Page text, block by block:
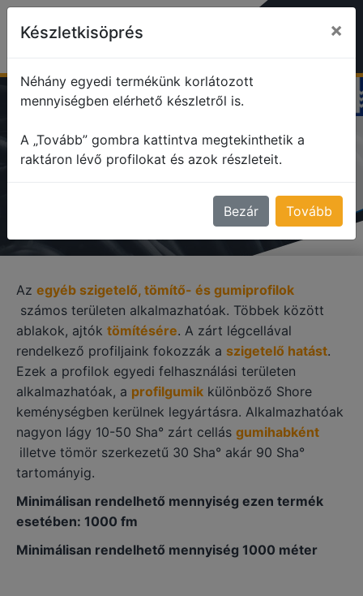
EGYÉB SZIGETELŐ, TÖMÍTŐ
Az egyéb szigetelő, tömítő- és gumiprofilok
számos területen alkalmazhatóak. Többek között
ablakok, ajtók tömítésére. A zárt légcellával
rendelkező profiljaink fokozzák a szigetelő hatást.
Ezek a profilok egyedi felhasználási területen
alkalmazhatóak, a profilgumik különböző Shore
keménységben kerülnek legyártásra. Alkalmazhatóak
nagyon lágy 10-50 Sha° zárt cellás gumihabként
illetve tömör szerkezetű 30 Sha° akár 90 Sha°
tartományig.
Minimálisan rendelhető mennyiség ezen termék
esetében: 1000 fm
Minimálisan rendelhető mennyiség 1000 méter
Készletkisöprés ×
Néhány egyedi termékünk korlátozott
mennyiségben elérhető készletről is.
A „Tovább” gombra kattintva megtekinthetik a
raktáron lévő profilokat és azok részleteit.
Bezár Tovább